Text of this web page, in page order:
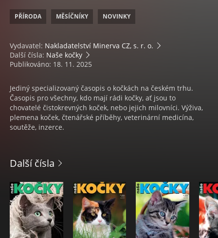
PŘÍRODA MĚSÍČNÍKY NOVINKY
Vydavatel: Nakladatelství Minerva CZ, s. r. o.
Další čísla: Naše kočky
Publikováno: 18. 11. 2025
Jediný specializovaný časopis o kočkách na českém trhu.
Časopis pro všechny, kdo mají rádi kočky, ať jsou to
chovatelé čistokrevných koček, nebo jejich milovníci. Výživa,
plemena koček, čtenářské příběhy, veterinární medicína,
soutěže, inzerce.
Další čísla